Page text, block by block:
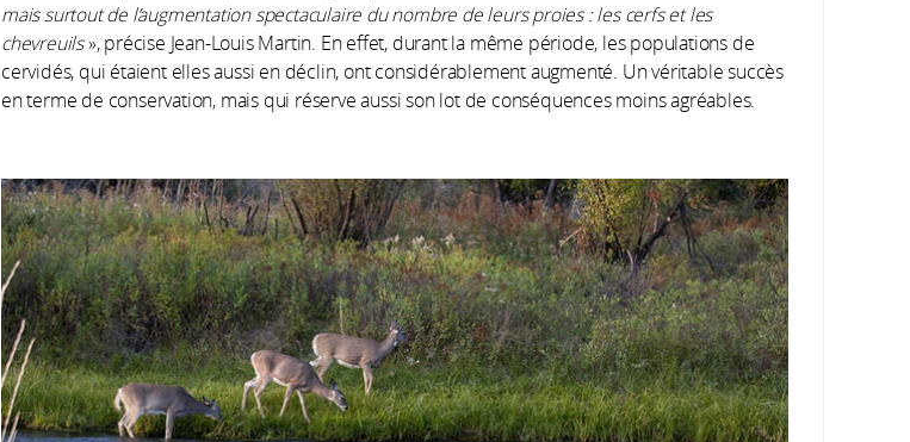
mais surtout de l’augmentation spectaculaire du nombre de leurs proies : les cerfs et les
chevreuils», précise Jean-Louis Martin. En effet, durant la même période, les populations de
cervidés, qui étaient elles aussi en déclin, ont considérablement augmenté. Un véritable succès
en terme de conservation, mais qui réserve aussi son lot de conséquences moins agréables.